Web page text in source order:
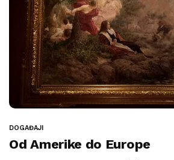
DOGAĐAJI
Od Amerike do Europe